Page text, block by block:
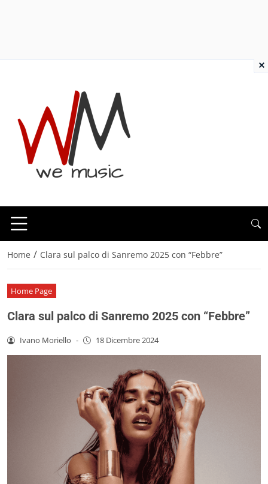
Home / Clara sul palco di Sanremo 2025 con “Febbre”
Home Page
Clara sul palco di Sanremo 2025 con “Febbre”
Ivano Moriello - 18 Dicembre 2024
×